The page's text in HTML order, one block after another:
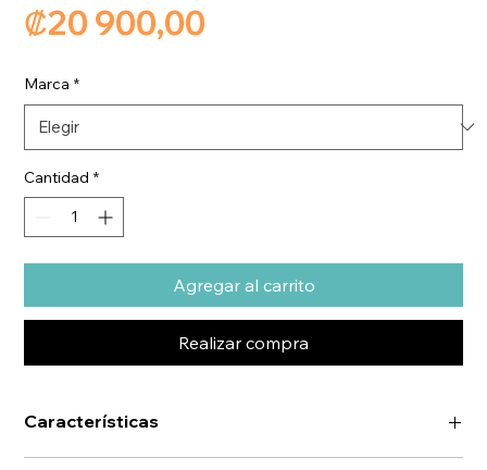
₡20 900,00
Marca *
Cantidad *
Agregar al carrito
Realizar compra
Características